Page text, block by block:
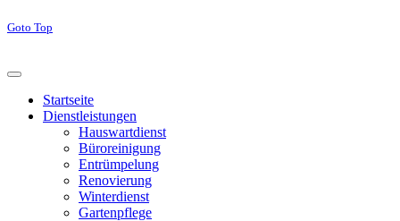
Goto Top
Startseite
Dienstleistungen
Hauswartdienst
Büroreinigung
Entrümpelung
Renovierung
Winterdienst
Gartenpflege